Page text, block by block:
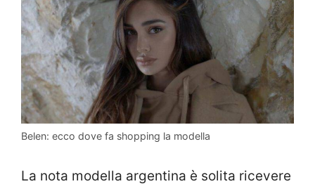
Belen: ecco dove fa shopping la modella
La nota modella argentina è solita ricevere